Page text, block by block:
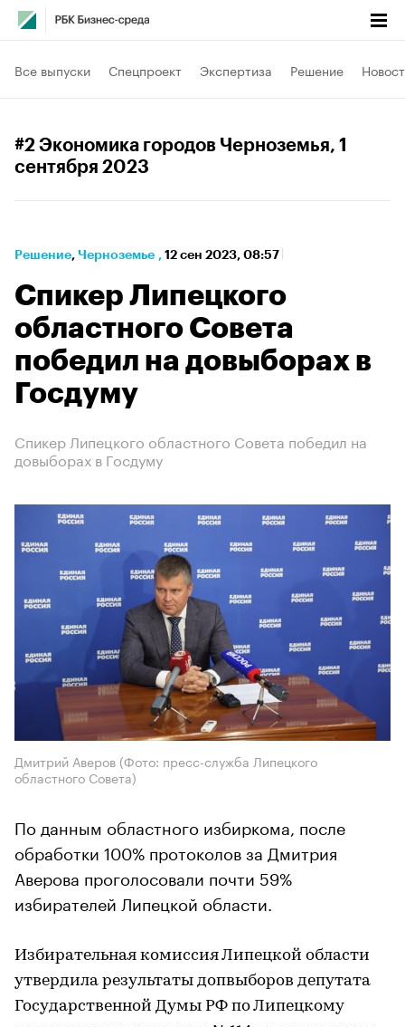
Все выпуски Спецпроект Экспертиза Решение
#2 Экономика городов Черноземья, 1
сентября 2023
Решение⁠, Черноземье , 12 сен 2023, 08:57
Спикер Липецкого
областного Совета
победил на довыборах в
Госдуму
Спикер Липецкого областного Совета победил на
довыборах в Госдуму
Дмитрий Аверов (Фото: пресс-служба Липецкого
областного Совета)
По данным областного избиркома, после
обработки 100% протоколов за Дмитрия
Аверова проголосовали почти 59%
избирателей Липецкой области.
Избирательная комиссия Липецкой области
утвердила результаты допвыборов депутата
Государственной Думы РФ по Липецкому